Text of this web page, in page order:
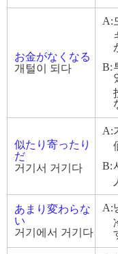
お金がなくなる
개털이 되다
A:
B:
似たり寄ったり
だ
거기서 거기다
A:
B:
あまり変わらな
い
거기에서 거기다
A: